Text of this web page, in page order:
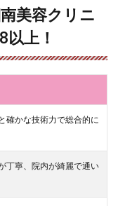
美容クリニ
上！
確かな技術力で総合的に
丁寧、院内が綺麗で通い